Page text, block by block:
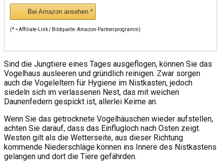
Bei Amazon ansehen *
(* = Affiliate-Link / Bildquelle: Amazon-Partnerprogramm)
Sind die Jungtiere eines Tages ausgeflogen, können Sie das
Vogelhaus ausleeren und gründlich reinigen. Zwar sorgen
auch die Vogeleltern für Hygiene im Nistkasten, jedoch
siedeln sich im verlassenen Nest, das mit weichen
Daunenfedern gespickt ist, allerlei Keime an.
Wenn Sie das getrocknete Vogelhäuschen wieder aufstellen,
achten Sie darauf, dass das Einflugloch nach Osten zeigt.
Westen gilt als die Wetterseite, aus dieser Richtung
kommende Niederschläge können ins Innere des Nistkastens
gelangen und dort die Tiere gefährden.